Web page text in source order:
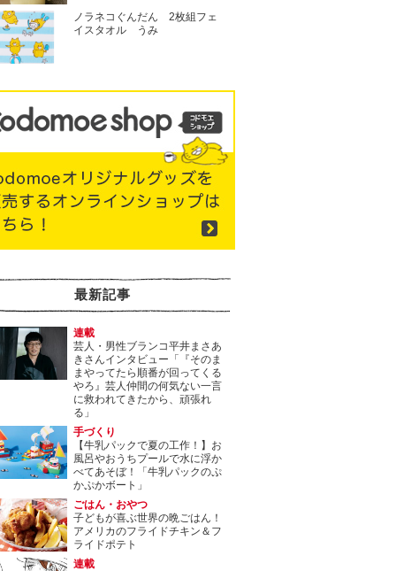
ノラネコぐんだん 2枚組フェ
イスタオル うみ
最新記事
連載
芸人・男性ブランコ平井まさあ
きさんインタビュー「『そのま
まやってたら順番が回ってくる
やろ』芸人仲間の何気ない一言
に救われてきたから、頑張れ
る」
手づくり
【牛乳パックで夏の工作！】お
風呂やおうちプールで水に浮か
べてあそぼ！「牛乳パックのぷ
かぷかボート」
ごはん・おやつ
子どもが喜ぶ世界の晩ごはん！
アメリカのフライドチキン＆フ
ライドポテト
連載